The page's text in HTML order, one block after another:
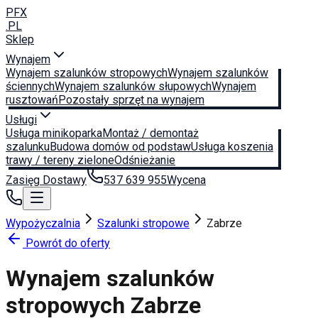
PFX
.PL
Sklep
Wynajem
Wynajem szalunków stropowychWynajem szalunków
ściennychWynajem szalunków słupowychWynajem
rusztowańPozostały sprzęt na wynajem
Usługi
Usługa minikoparkaMontaż / demontaż
szalunkuBudowa domów od podstawUsługa koszenia
trawy / tereny zieloneOdśnieżanie
Zasięg Dostawy
537 639 955Wycena
Wypożyczalnia Szalunki stropowe
Zabrze
Powrót do oferty
Wynajem szalunków
stropowych Zabrze